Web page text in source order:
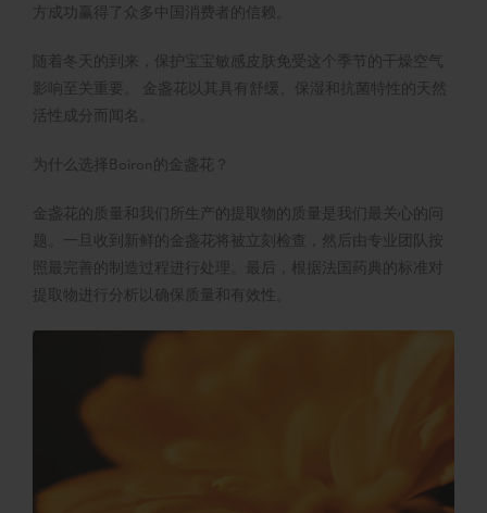
方成功赢得了众多中国消费者的信赖。
随着冬天的到来，保护宝宝敏感皮肤免受这个季节的干燥空气
影响至关重要。 金盏花以其具有舒缓、保湿和抗菌特性的天然
活性成分而闻名。
为什么选择Boiron的金盏花？
金盏花的质量和我们所生产的提取物的质量是我们最关心的问
题。一旦收到新鲜的金盏花将被立刻检查，然后由专业团队按
照最完善的制造过程进行处理。最后，根据法国药典的标准对
提取物进行分析以确保质量和有效性。